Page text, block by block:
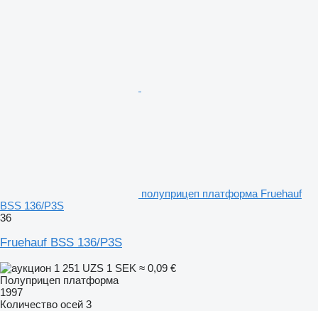
полуприцеп платформа Fruehauf
BSS 136/P3S
36
Fruehauf BSS 136/P3S
1 251 UZS 1 SEK ≈ 0,09 €
Полуприцеп платформа
1997
Количество осей 3